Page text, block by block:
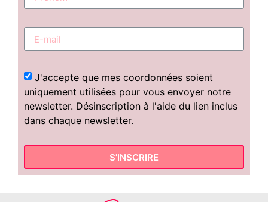
J'accepte que mes coordonnées soient
uniquement utilisées pour vous envoyer notre
newsletter. Désinscription à l'aide du lien inclus
dans chaque newsletter.
S'INSCRIRE